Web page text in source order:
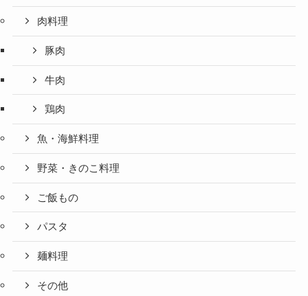
肉料理
豚肉
牛肉
鶏肉
魚・海鮮料理
野菜・きのこ料理
ご飯もの
パスタ
麺料理
その他